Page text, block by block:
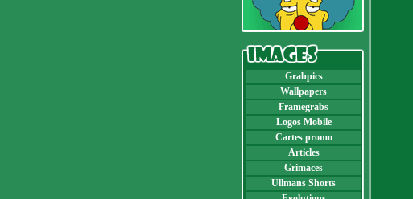
Grabpics
Wallpapers
Framegrabs
Logos Mobile
Cartes promo
Articles
Grimaces
Ullmans Shorts